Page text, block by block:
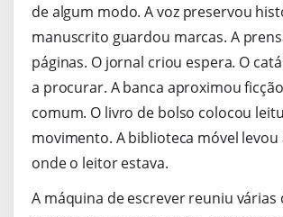
de algum modo. A voz preservou
manuscrito guardou marcas. A
páginas. O jornal criou espera. O
a procurar. A banca aproximou
comum. O livro de bolso colocou
movimento. A biblioteca móvel levou
onde o leitor estava.
A máquina de escrever reuniu várias